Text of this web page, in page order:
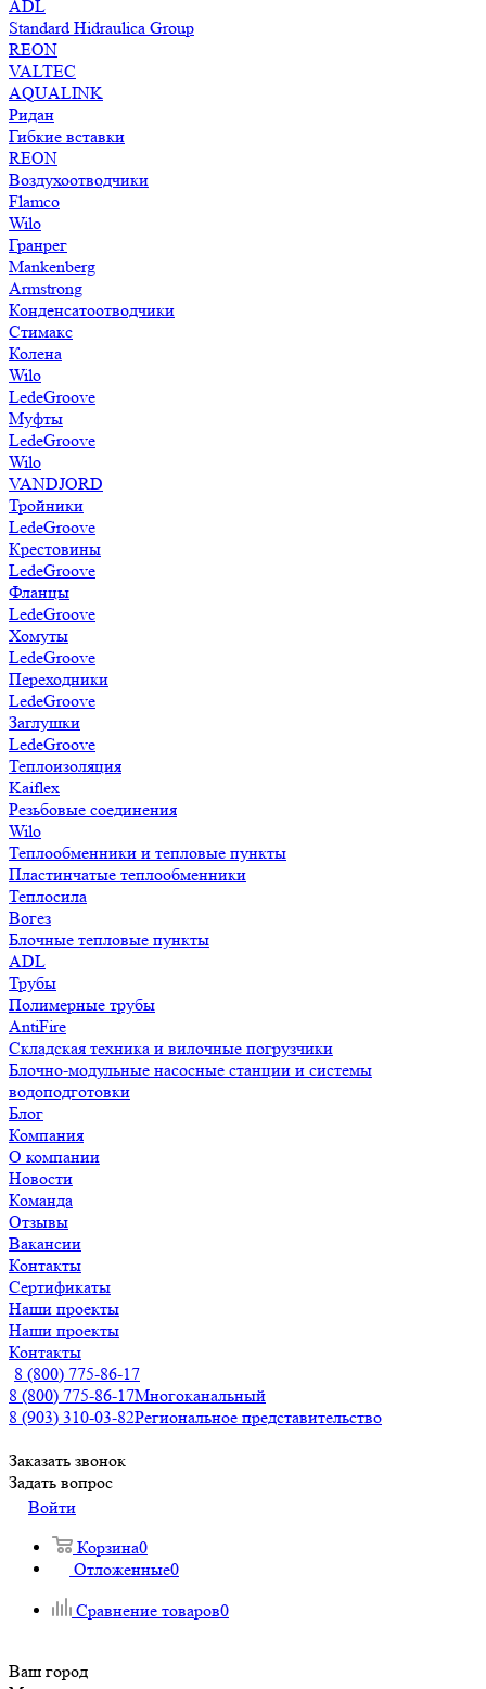
ADL
Standard Hidraulica Group
REON
VALTEC
AQUALINK
Ридан
Гибкие вставки
REON
Воздухоотводчики
Flamco
Wilo
Гранрег
Mankenberg
Armstrong
Конденсатоотводчики
Стимакс
Колена
Wilo
LedeGroove
Муфты
LedeGroove
Wilo
VANDJORD
Тройники
LedeGroove
Крестовины
LedeGroove
Фланцы
LedeGroove
Хомуты
LedeGroove
Переходники
LedeGroove
Заглушки
LedeGroove
Теплоизоляция
Kaiflex
Резьбовые соединения
Wilo
Теплообменники и тепловые пункты
Пластинчатые теплообменники
Теплосила
Вогез
Блочные тепловые пункты
ADL
Трубы
Полимерные трубы
AntiFire
Складская техника и вилочные погрузчики
Блочно-модульные насосные станции и системы
водоподготовки
Блог
Компания
О компании
Новости
Команда
Отзывы
Вакансии
Контакты
Сертификаты
Наши проекты
Наши проекты
Контакты
8 (800) 775-86-17
8 (800) 775-86-17Многоканальный
8 (903) 310-03-82Региональное представительство
Заказать звонок
Задать вопрос
Войти
Корзина0
Отложенные0
Сравнение товаров0
Ваш город